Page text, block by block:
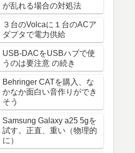
が乱れる場合の対処法
３台のVolcaに１台のACア
ダプタで電力供給
USB-DACをUSBハブで使
うのは要注意 の続き
Behringer CATを購入、な
かなか面白い音作りができ
そう
Samsung Galaxy a25 5gを
試す。正直、重い（物理的
に）